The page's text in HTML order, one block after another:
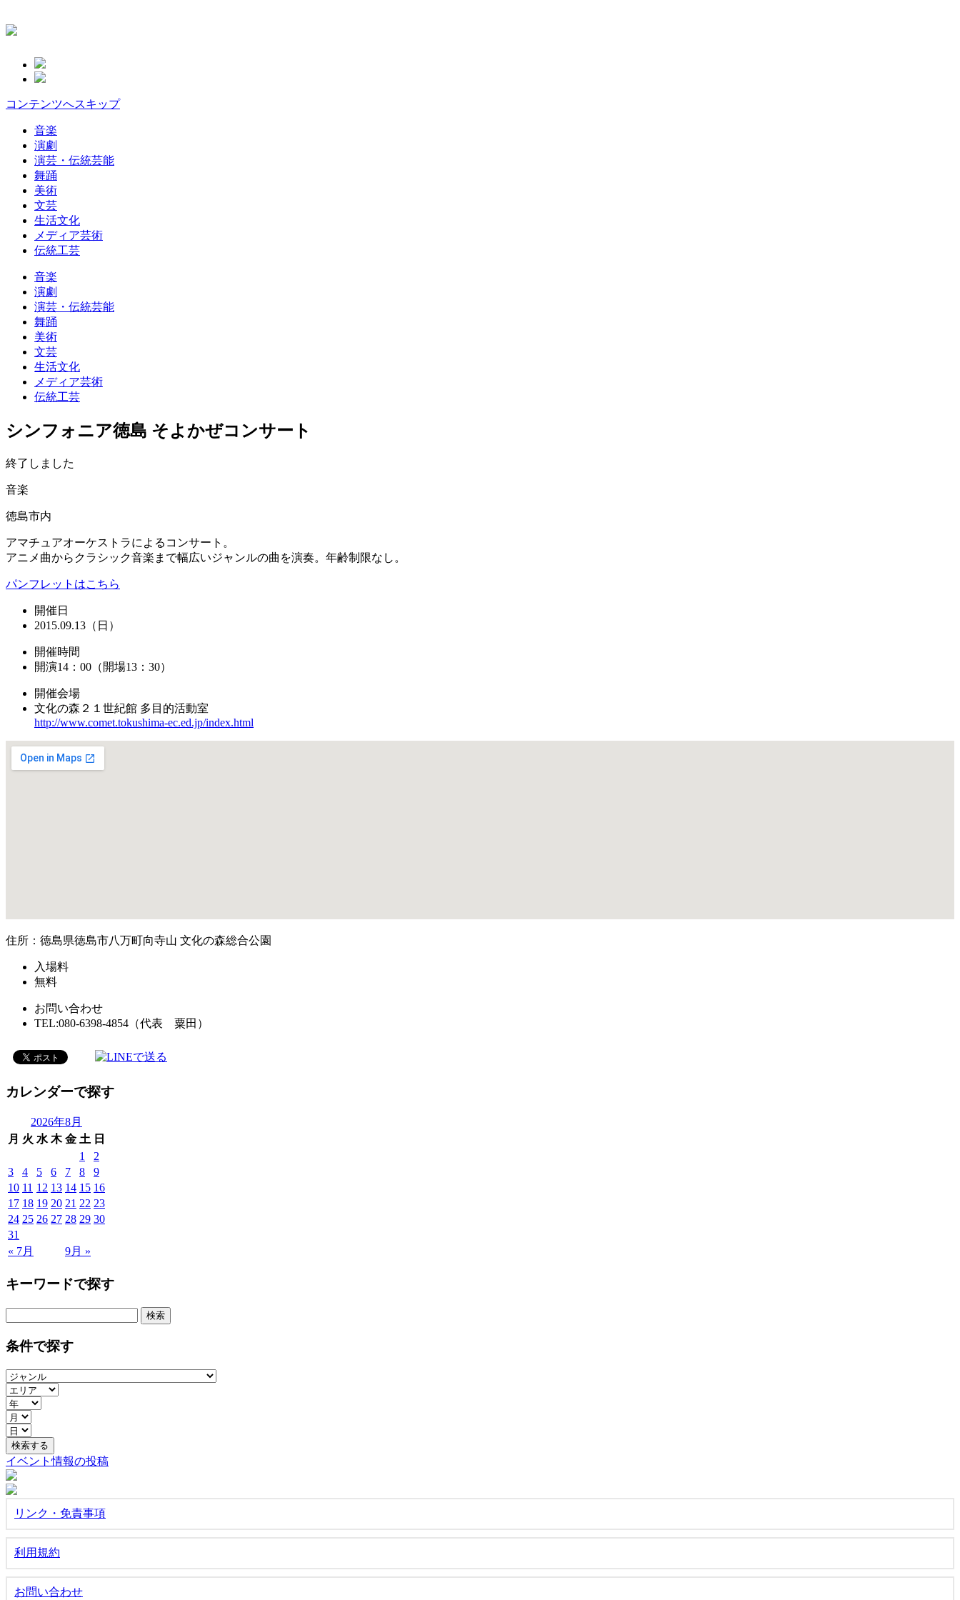
コンテンツへスキップ
音楽
演劇
演芸・伝統芸能
舞踊
美術
文芸
生活文化
メディア芸術
伝統工芸
音楽
演劇
演芸・伝統芸能
舞踊
美術
文芸
生活文化
メディア芸術
伝統工芸
シンフォニア徳島 そよかぜコンサート
終了しました
音楽
徳島市内
アマチュアオーケストラによるコンサート。
アニメ曲からクラシック音楽まで幅広いジャンルの曲を演奏。年齢制限なし。
パンフレットはこちら
開催日
2015.09.13（日）
開催時間
開演14：00（開場13：30）
開催会場
文化の森２１世紀館 多目的活動室
http://www.comet.tokushima-ec.ed.jp/index.html
住所：徳島県徳島市八万町向寺山 文化の森総合公園
入場料
無料
お問い合わせ
TEL:080-6398-4854（代表 粟田）
カレンダーで探す
2026年8月
月 火 水 木 金 土 日
« 7月 9月 »
1
2
3
4 5 6 7 8
9
10 11 12 13 14 15 16
17 18 19 20 21 22 23
24 25 26 27 28 29 30
31
キーワードで探す
条件で探す
イベント情報の投稿
リンク・免責事項
利用規約
お問い合わせ